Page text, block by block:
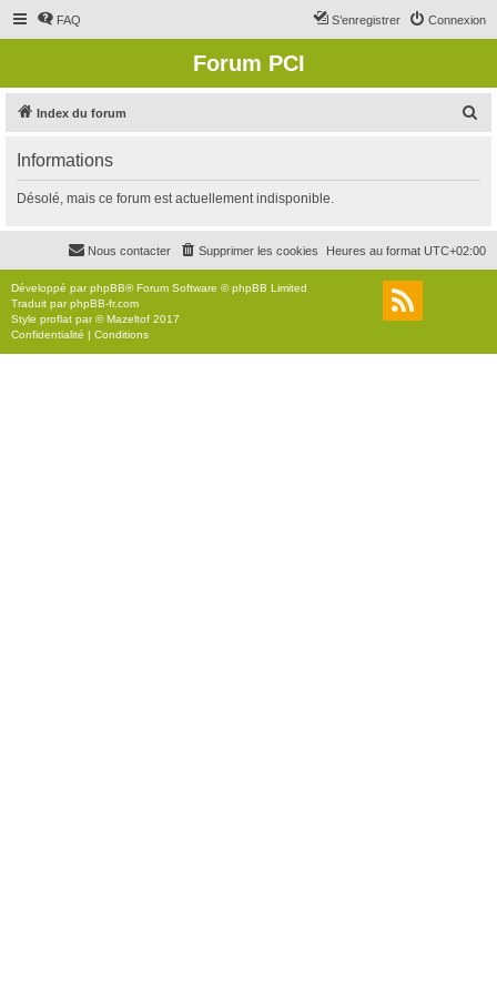
FAQ Connexion
S’enregistrer
Forum PCI
Index du forum
r
c
r
Informations
Désolé, mais ce forum est actuellement indisponible.
Heures au format UTC+02:00
Supprimer les cookies
Nous contacter
Développé parphpBB® Forum Software © phpBB Limited
Traduit parphpBB-fr.com
Style proflat par ©Mazeltof 2017
Confidentialité | Conditions